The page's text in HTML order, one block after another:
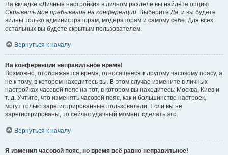
На вкладке «Личные настройки» в личном разделе вы найдёте опцию
Скрывать моё пребывание на конференции. ВыберитеДа, и вы будете
видны только администраторам, модераторам и самому себе. Для всех
остальных вы будете скрытым пользователем.
Вернуться к началу
На конференции неправильное время!
Возможно, отображается время, относящееся к другому часовому поясу, а
не к тому, в котором находитесь вы. В этом случае измените в личных
настройках часовой пояс на тот, в котором вы находитесь: Москва, Киев и
т. д. Учтите, что изменять часовой пояс, как и большинство настроек,
могут только зарегистрированные пользователи. Если вы не
зарегистрированы, то сейчас удачный момент сделать это.
Вернуться к началу
Я изменил часовой пояс, но время всё равно неправильное!